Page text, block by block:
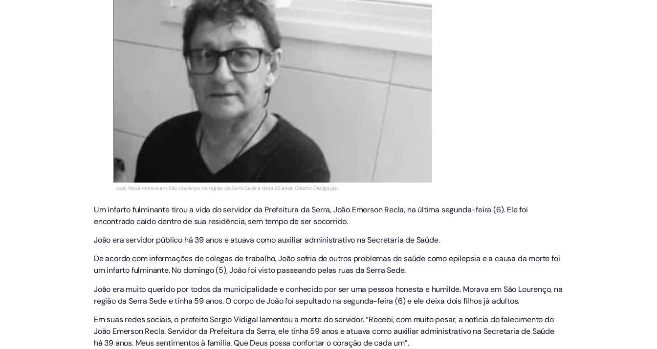
João Recla morava em São Lourenço, na região da Serra Sede e tinha 59 anos. Crédito: Divulgação
Um infarto fulminante tirou a vida do servidor da Prefeitura da Serra, João Emerson Recla, na última segunda-feira (6). Ele foi
encontrado caído dentro de sua residência, sem tempo de ser socorrido.
João era servidor público há 39 anos e atuava como auxiliar administrativo na Secretaria de Saúde.
De acordo com informações de colegas de trabalho, João sofria de outros problemas de saúde como epilepsia e a causa da morte foi
um infarto fulminante. No domingo (5), João foi visto passeando pelas ruas da Serra Sede.
João era muito querido por todos da municipalidade e conhecido por ser uma pessoa honesta e humilde. Morava em São Lourenço, na
região da Serra Sede e tinha 59 anos. O corpo de João foi sepultado na segunda-feira (6) e ele deixa dois filhos já adultos.
Em suas redes sociais, o prefeito Sergio Vidigal lamentou a morte do servidor. “Recebi, com muito pesar, a notícia do falecimento do
João Emerson Recla. Servidor da Prefeitura da Serra, ele tinha 59 anos e atuava como auxiliar administrativo na Secretaria de Saúde
há 39 anos. Meus sentimentos à família. Que Deus possa confortar o coração de cada um”.